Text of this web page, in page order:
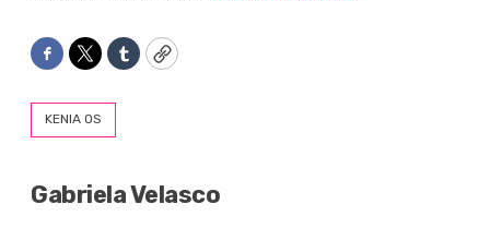
Facebook
TwitterTumblrCopy
KENIA OS
Gabriela Velasco